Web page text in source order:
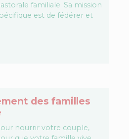
familiale. Sa mission
est de fédérer et
des familles
nourrir votre couple,